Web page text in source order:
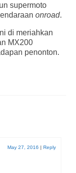
supermoto
onroad.
di meriahkan
MX200
penonton.
May 27, 2016 | Reply